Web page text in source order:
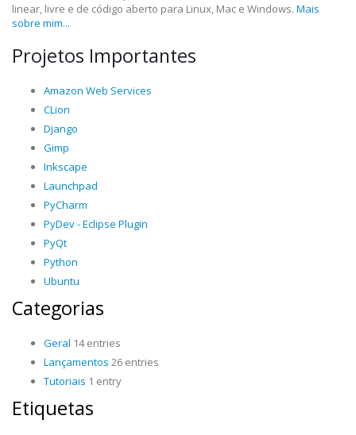
linear, livre e de código aberto para Linux, Mac e Windows. Mais
sobre mim...
Projetos Importantes
Amazon Web Services
CLion
Django
Gimp
Inkscape
Launchpad
PyCharm
PyDev - Eclipse Plugin
PyQt
Python
Ubuntu
Categorias
Geral 14 entries
Lançamentos 26 entries
Tutoriais 1 entry
Etiquetas